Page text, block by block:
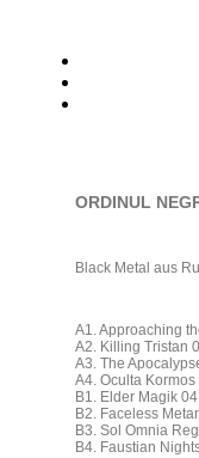
ORDINUL
Black Metal aus
A1. Approaching
A2. Killing Tristan
A3. The
A4. Oculta Kormos
B1. Elder Magik
B2. Faceless
B3. Sol Omnia
B4. Faustian